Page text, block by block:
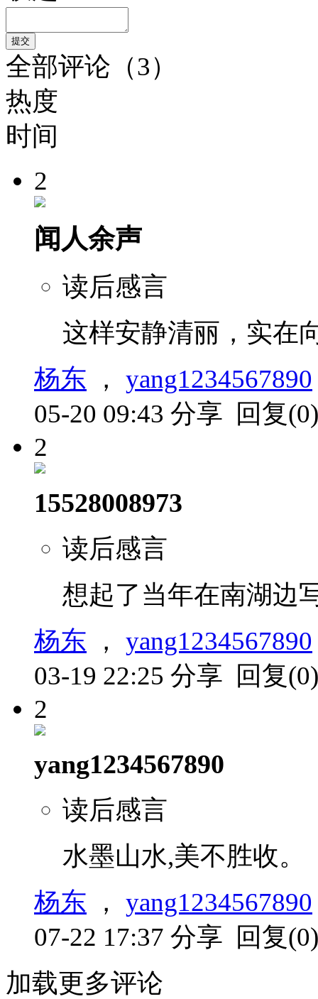
全部评论（3）
热度
时间
2
闻人余声
读后感言
这样安静清丽，实在
杨东 ， yang1234567890
05-20 09:43 分享
回复(0)
2
15528008973
读后感言
想起了当年在南湖边
杨东 ， yang1234567890
03-19 22:25 分享
回复(0)
2
yang1234567890
读后感言
水墨山水,美不胜收。
杨东 ， yang1234567890
07-22 17:37 分享
回复(0)
加载更多评论